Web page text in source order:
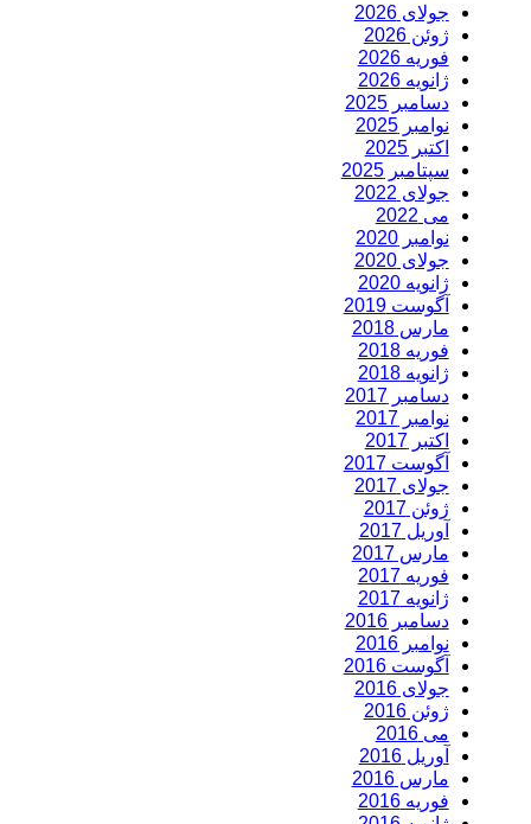
جولای 2026
ژوئن 2026
فوریه 2026
ژانویه 2026
دسامبر 2025
نوامبر 2025
اکتبر 2025
سپتامبر 2025
جولای 2022
می 2022
نوامبر 2020
جولای 2020
ژانویه 2020
آگوست 2019
مارس 2018
فوریه 2018
ژانویه 2018
دسامبر 2017
نوامبر 2017
اکتبر 2017
آگوست 2017
جولای 2017
ژوئن 2017
آوریل 2017
مارس 2017
فوریه 2017
ژانویه 2017
دسامبر 2016
نوامبر 2016
آگوست 2016
جولای 2016
ژوئن 2016
می 2016
آوریل 2016
مارس 2016
فوریه 2016